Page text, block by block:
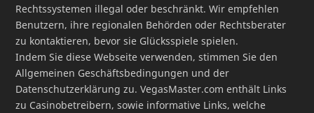
Rechtssystemen illegal oder beschränkt. Wir empfehlen
Benutzern, ihre regionalen Behörden oder Rechtsberater
zu kontaktieren, bevor sie Glücksspiele spielen.
Indem Sie diese Webseite verwenden, stimmen Sie den
Allgemeinen Geschäftsbedingungen und der
Datenschutzerklärung zu. VegasMaster.com enthält Links
zu Casinobetreibern, sowie informative Links, welche